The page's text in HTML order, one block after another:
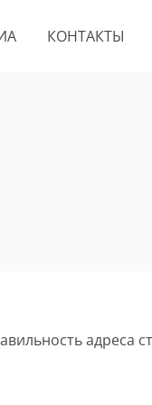
КОНТАКТЫ
адреса